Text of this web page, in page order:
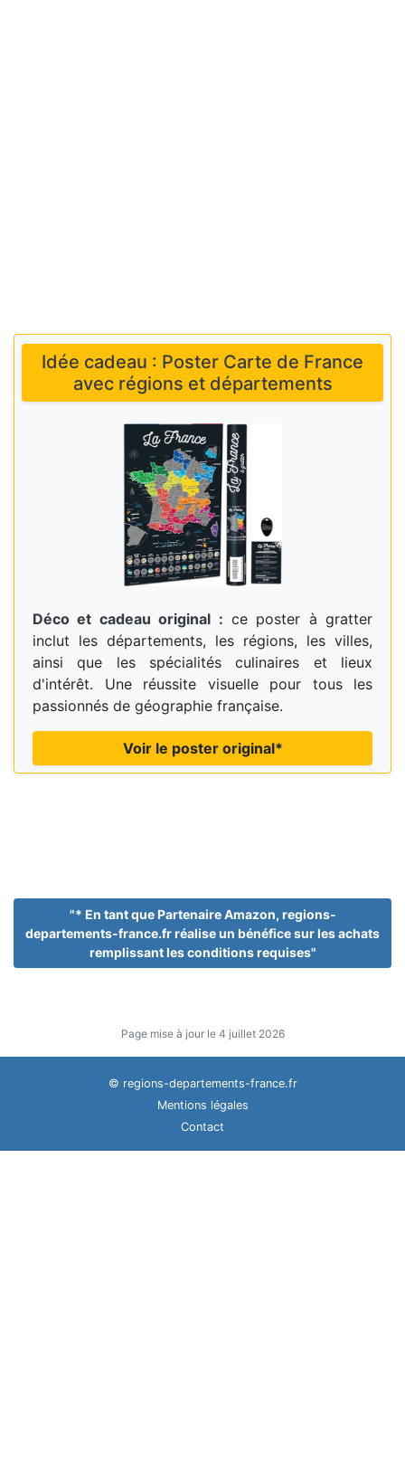
Idée cadeau : Poster Carte de France
avec régions et départements
Déco et cadeau original : ce poster à gratter
inclut les départements, les régions, les villes,
ainsi que les spécialités culinaires et lieux
d'intérêt. Une réussite visuelle pour tous les
passionnés de géographie française.
Voir le poster original*
"* En tant que Partenaire Amazon, regions-
departements-france.fr réalise un bénéfice sur les achats
remplissant les conditions requises"
Page mise à jour le 4 juillet 2026
© regions-departements-france.fr
Mentions légales
Contact